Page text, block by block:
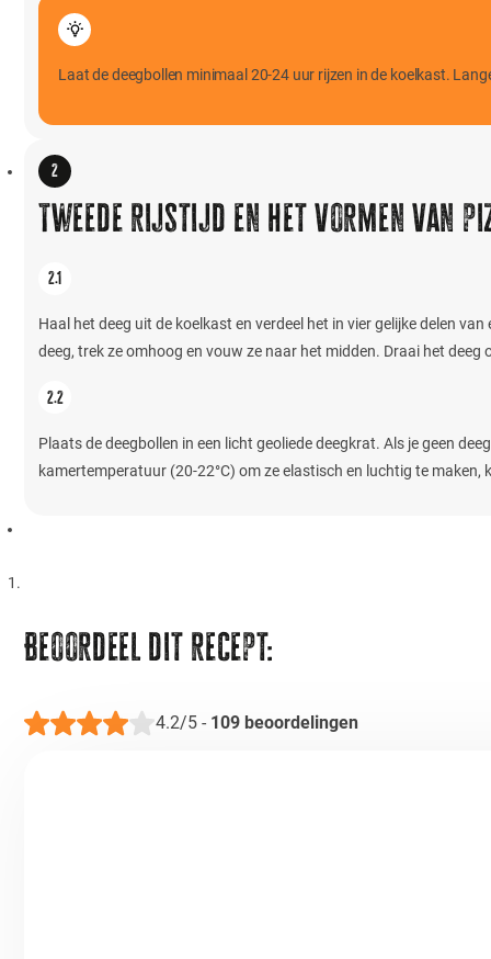
Laat de deegbollen minimaal 20-24 uur rijzen in de koelkast.
Tweede rijstijd en het vormen van
Haal het deeg uit de koelkast en verdeel het in vier gelijke delen
deeg, trek ze omhoog en vouw ze naar het midden. Draai het
Plaats de deegbollen in een licht geoliede deegkrat. Als je geen
kamertemperatuur (20-22°C) om ze elastisch en luchtig te maken,
Beoordeel dit recept:
4.2/5- 109beoordelingen